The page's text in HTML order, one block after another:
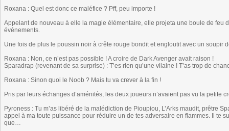
Roxana : Quel est donc ce maléfice ? Pff, peu importe !
Appelant de nouveau à elle la magie élémentaire, elle projeta une boule de feu
événements.
Une fois de plus le poussin noir à crête rouge bondit et engloutit avec un soupir
Roxana : Non, ce n’est pas possible ! A croire de Dark Avenger avait raison !
Sparadrap (revenant de sa surprise) : T’es rien qu’une vilaine ! T’as trop de
Roxana : Sinon quoi le Noob ? Mais tu va crever à la fin !
Pris par leurs échanges d’aménités, les deux joueurs n’avaient pas vu la petite
Pyroness : Tu m’as libéré de la malédiction de Pioupiou, L’Arks maudit, prêtre
appel à ma toute puissance pour réduire un de tes adversaire en flammes. Il te
que…